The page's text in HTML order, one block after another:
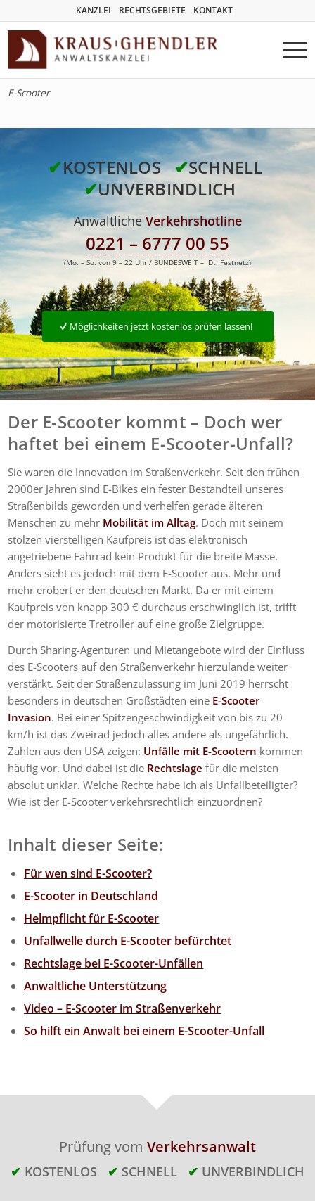
KANZLEI RECHTSGEBIETE KONTAKT
E-Scooter
✔KOSTENLOS ✔SCHNELL
✔UNVERBINDLICH
AnwaltlicheVerkehrshotline
0221 – 6777 00 55
(Mo. – So. von 9 – 22 Uhr / BUNDESWEIT – Dt. Festnetz)
Möglichkeiten jetzt kostenlos prüfen lassen!
Der E-Scooter kommt – Doch wer
haftet bei einem E-Scooter-Unfall?
Sie waren die Innovation im Straßenverkehr. Seit den frühen
2000er Jahren sind E-Bikes ein fester Bestandteil unseres
Straßenbilds geworden und verhelfen gerade älteren
Menschen zu mehr Mobilität im Alltag. Doch mit seinem
stolzen vierstelligen Kaufpreis ist das elektronisch
angetriebene Fahrrad kein Produkt für die breite Masse.
Anders sieht es jedoch mit dem E-Scooter aus. Mehr und
mehr erobert er den deutschen Markt. Da er mit einem
Kaufpreis von knapp 300 € durchaus erschwinglich ist, trifft
der motorisierte Tretroller auf eine große Zielgruppe.
Durch Sharing-Agenturen und Mietangebote wird der Einfluss
des E-Scooters auf den Straßenverkehr hierzulande weiter
verstärkt. Seit der Straßenzulassung im Juni 2019 herrscht
besonders in deutschen Großstädten eine E-Scooter
Invasion. Bei einer Spitzengeschwindigkeit von bis zu 20
km/h ist das Zweirad jedoch alles andere als ungefährlich.
Zahlen aus den USA zeigen: Unfälle mit E-Scootern kommen
häufig vor. Und dabei ist die Rechtslage für die meisten
absolut unklar. Welche Rechte habe ich als Unfallbeteiligter?
Wie ist der E-Scooter verkehrsrechtlich einzuordnen?
Inhalt dieser Seite:
Für wen sind E-Scooter?
E-Scooter in Deutschland
Helmpflicht für E-Scooter
Unfallwelle durch E-Scooter befürchtet
Rechtslage bei E-Scooter-Unfällen
Anwaltliche Unterstützung
Video – E-Scooter im Straßenverkehr
So hilft ein Anwalt bei einem E-Scooter-Unfall
Prüfung vom Verkehrsanwalt
✔ KOSTENLOS ✔ SCHNELL ✔ UNVERBINDLICH